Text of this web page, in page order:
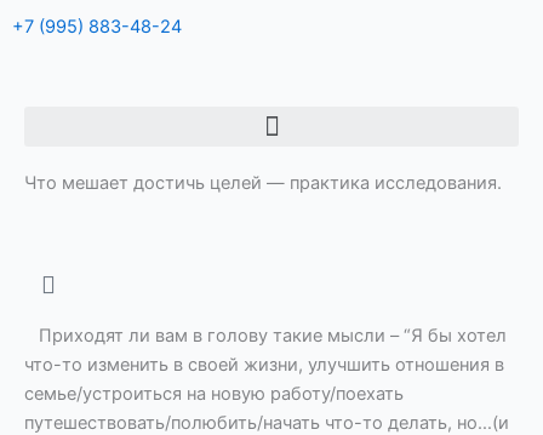
+7 (995) 883-48-24
Menu
Что мешает достичь целей — практика исследования.
Приходят ли вам в голову такие мысли – “Я бы хотел
что-то изменить в своей жизни, улучшить отношения в
семье/устроиться на новую работу/поехать
путешествовать/полюбить/начать что-то делать, но…(и